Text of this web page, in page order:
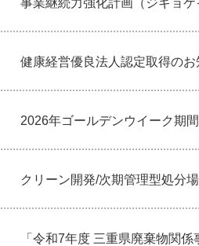
事業継続力強化計画（ジギョ
健康経営優良法人認定取得のお
2026年ゴールデンウイーク期
クリーン開発/次期管理型処分
「令和7年度 三重県廃棄物関